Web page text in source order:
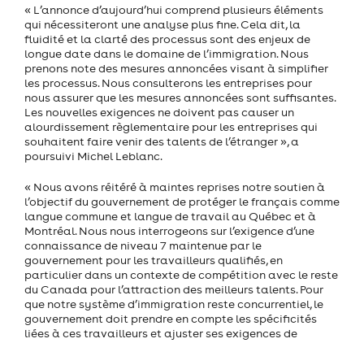
« L’annonce d’aujourd’hui comprend plusieurs éléments
qui nécessiteront une analyse plus fine. Cela dit, la
fluidité et la clarté des processus sont des enjeux de
longue date dans le domaine de l’immigration. Nous
prenons note des mesures annoncées visant à simplifier
les processus. Nous consulterons les entreprises pour
nous assurer que les mesures annoncées sont suffisantes.
Les nouvelles exigences ne doivent pas causer un
alourdissement règlementaire pour les entreprises qui
souhaitent faire venir des talents de l’étranger », a
poursuivi Michel Leblanc.
« Nous avons réitéré à maintes reprises notre soutien à
l’objectif du gouvernement de protéger le français comme
langue commune et langue de travail au Québec et à
Montréal. Nous nous interrogeons sur l’exigence d’une
connaissance de niveau 7 maintenue par le
gouvernement pour les travailleurs qualifiés, en
particulier dans un contexte de compétition avec le reste
du Canada pour l’attraction des meilleurs talents. Pour
que notre système d’immigration reste concurrentiel, le
gouvernement doit prendre en compte les spécificités
liées à ces travailleurs et ajuster ses exigences de